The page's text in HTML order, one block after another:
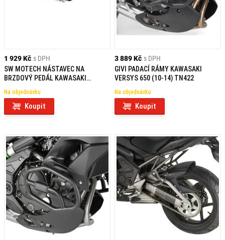
1 929 Kč s DPH
SW MOTECH NÁSTAVEC NA
BRZDOVÝ PEDÁL KAWASAKI
Na objednávku
Koupit
3 889 Kč s DPH
GIVI PADACÍ RÁMY KAWASAKI
VERSYS 650 (10-14) TN422
Na objednávku
Koupit